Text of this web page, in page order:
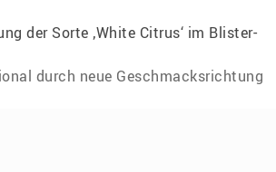
durch neue Geschmacksrichtung